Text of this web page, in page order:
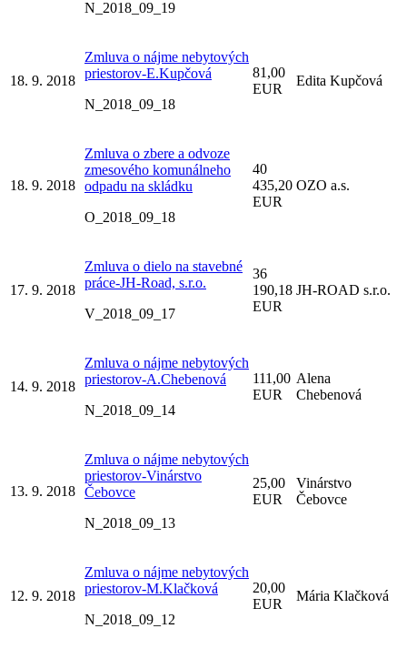
N_2018_09_19
18. 9. 2018
Zmluva o nájme nebytových
priestorov-E.Kupčová
N_2018_09_18
81,00
EUR
Edita Kupčová
18. 9. 2018
Zmluva o zbere a odvoze
zmesového komunálneho
odpadu na skládku
O_2018_09_18
40
435,20
EUR
OZO a.s.
17. 9. 2018
Zmluva o dielo na stavebné
práce-JH-Road, s.r.o.
V_2018_09_17
36
190,18
EUR
JH-ROAD s.r.o.
14. 9. 2018
Zmluva o nájme nebytových
priestorov-A.Chebenová
N_2018_09_14
111,00
EUR
Alena
Chebenová
13. 9. 2018
Zmluva o nájme nebytových
priestorov-Vinárstvo
Čebovce
N_2018_09_13
25,00
EUR
Vinárstvo
Čebovce
12. 9. 2018
Zmluva o nájme nebytových
priestorov-M.Klačková
N_2018_09_12
20,00
EUR
Mária Klačková